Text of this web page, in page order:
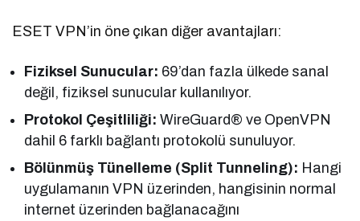
ESET VPN’in öne çıkan diğer avantajları:
Fiziksel Sunucular: 69’dan fazla ülkede sanal
değil, fiziksel sunucular kullanılıyor.
Protokol Çeşitliliği: WireGuard® ve OpenVPN
dahil 6 farklı bağlantı protokolü sunuluyor.
Bölünmüş Tünelleme (Split Tunneling): Hangi
uygulamanın VPN üzerinden, hangisinin normal
internet üzerinden bağlanacağını